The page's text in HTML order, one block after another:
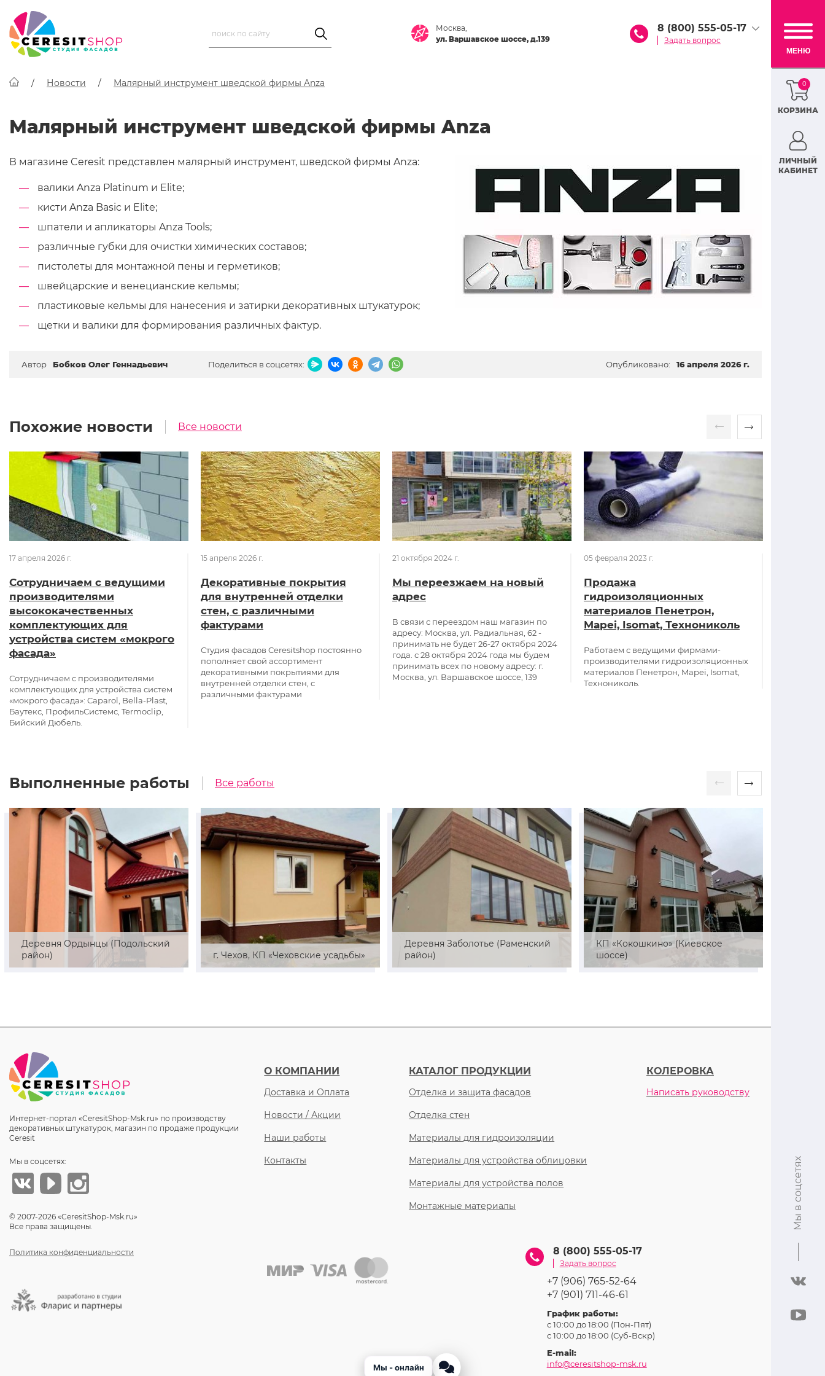
0
КОРЗИНА
ЛИЧНЫЙ
КАБИНЕТ
Мы в соцсетях
МЕНЮ
Москва,
ул. Варшавское шоссе, д.139
8 (800) 555-05-17
Задать вопрос
Новости Малярный инструмент шведской фирмы Anza
Малярный инструмент шведской фирмы Anza
В магазине Ceresit представлен малярный инструмент, шведской фирмы Anza:
валики Anza Platinum и Elite;
кисти Anza Basic и Elite;
шпатели и апликаторы Anza Tools;
различные губки для очистки химических составов;
пистолеты для монтажной пены и герметиков;
швейцарские и венецианские кельмы;
пластиковые кельмы для нанесения и затирки декоративных штукатурок;
щетки и валики для формирования различных фактур.
Автор Бобков Олег Геннадьевич Поделиться в соцсетях: Опубликовано: 16 апреля 2026 г.
Похожие новости Все новости
17 апреля 2026 г.
Сотрудничаем с ведущими
производителями
высококачественных
комплектующих для
устройства систем «мокрого
фасада»
Сотрудничаем с производителями
комплектующих для устройства систем
«мокрого фасада»: Caparol, Bella-Plast,
Баутекс, ПрофильСистемс, Termoclip,
Бийский Дюбель.
15 апреля 2026 г.
Декоративные покрытия
для внутренней отделки
стен, с различными
фактурами
Студия фасадов Ceresitshop постоянно
пополняет свой ассортимент
декоративными покрытиями для
внутренней отделки стен, с
различными фактурами
21 октября 2024 г.
Мы переезжаем на новый
адрес
В связи с переездом наш магазин по
адресу: Москва, ул. Радиальная, 62 -
принимать не будет 26-27 октября 2024
года. с 28 октября 2024 года мы будем
принимать всех по новому адресу: г.
Москва, ул. Варшавское шоссе, 139
05 февраля 2023 г.
Продажа
гидроизоляционных
материалов Пенетрон,
Mapei, Isomat, Технониколь
Работаем с ведущими фирмами-
производителями гидроизоляционных
материалов Пенетрон, Mapei, Isomat,
Технониколь.
Выполненные работы Все работы
Деревня Ордынцы (Подольский
район)
г. Чехов, КП «Чеховские усадьбы»
Деревня Заболотье (Раменский
район)
КП «Кокошкино» (Киевское
шоссе)
Интернет-портал «CeresitShop-Msk.ru» по производству
декоративных штукатурок, магазин по продаже продукции
Ceresit
© 2007-2026 «CeresitShop-Msk.ru»
Все права защищены.
О КОМПАНИИ
Доставка и Оплата
Новости / Акции
Наши работы
Контакты
КАТАЛОГ ПРОДУКЦИИ
Отделка и защита фасадов
Отделка стен
Материалы для гидроизоляции
Материалы для устройства облицовки
Материалы для устройства полов
Монтажные материалы
КОЛЕРОВКА
Написать руководству
Мы в соцсетях:
8 (800) 555-05-17
Задать вопрос
+7 (906) 765-52-64
+7 (901) 711-46-61
График работы:
с 10:00 до 18:00 (Пон-Пят)
с 10:00 до 18:00 (Суб-Вcкр)
E-mail:
info@ceresitshop-msk.ru
Политика конфиденциальности